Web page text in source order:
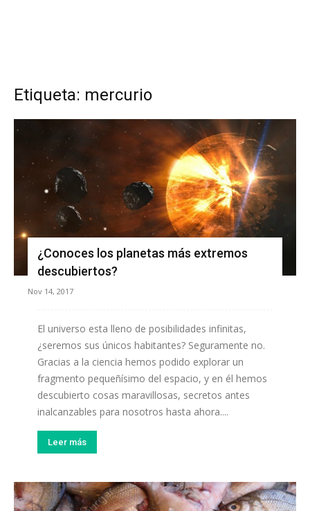
Etiqueta: mercurio
¿Conoces los planetas más extremos
descubiertos?
Nov 14, 2017
El universo esta lleno de posibilidades infinitas,
¿seremos sus únicos habitantes? Seguramente no.
Gracias a la ciencia hemos podido explorar un
fragmento pequeñísimo del espacio, y en él hemos
descubierto cosas maravillosas, secretos antes
inalcanzables para nosotros hasta ahora....
Leer más